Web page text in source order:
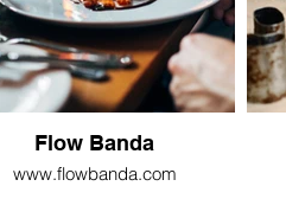
Flow Banda
www.flowbanda.com